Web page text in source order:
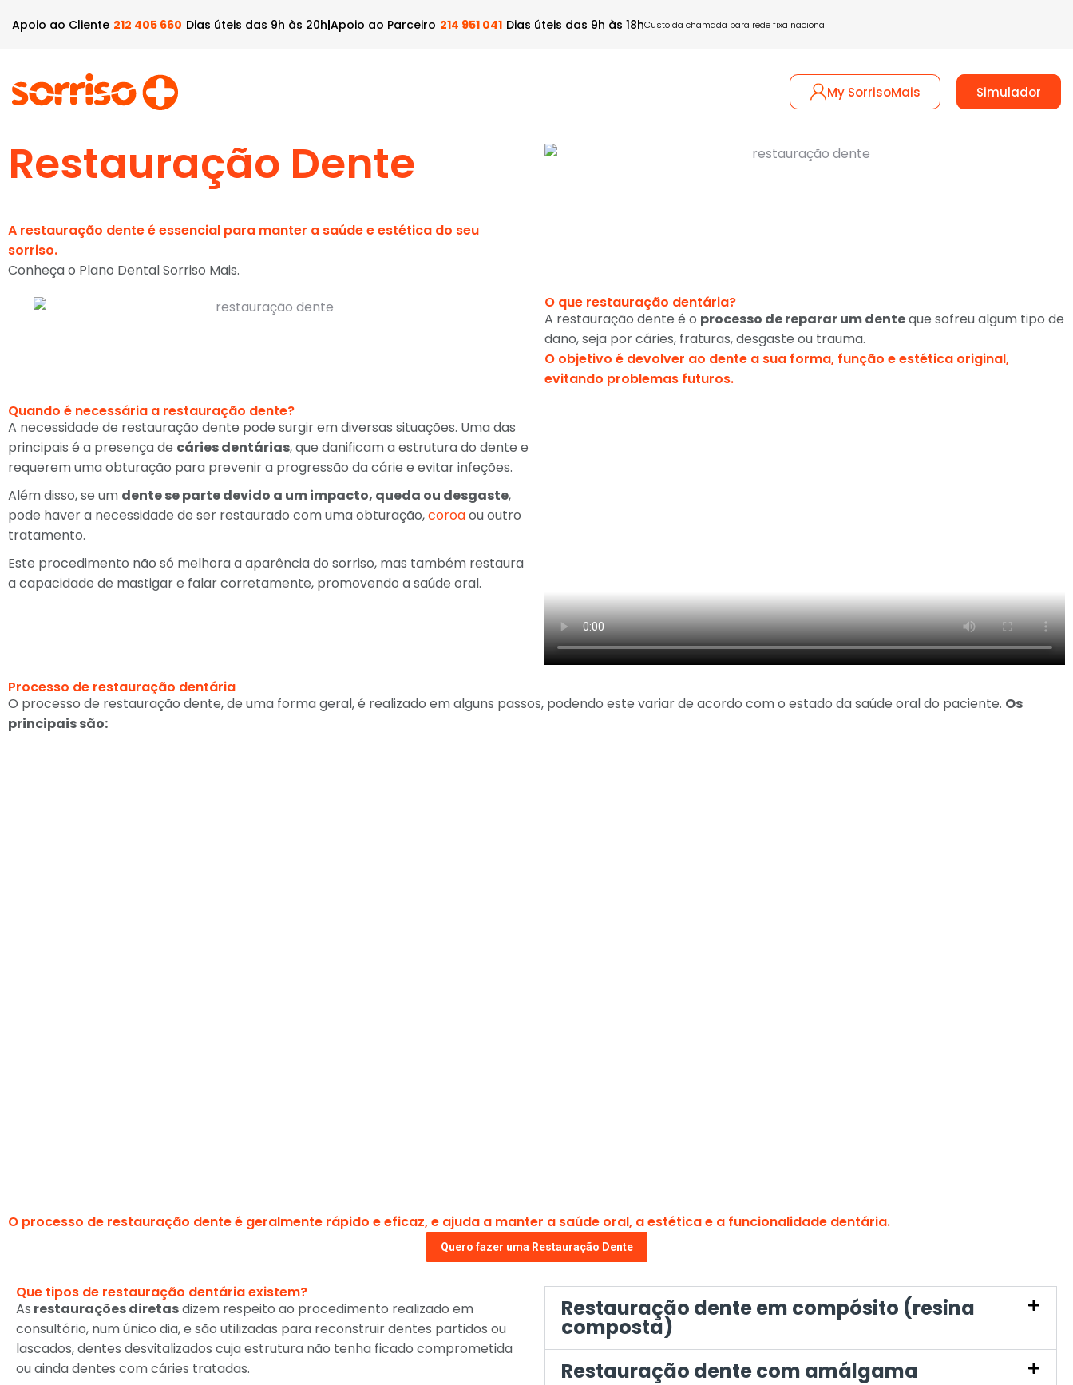
Apoio ao Cliente 212 405 660 Dias úteis das 9h às 20h|Apoio ao Parceiro 214 951 041 Dias úteis das 9h às 18hCusto da chamada para rede fixa nacional
My SorrisoMais Simulador
Restauração Dente
A restauração dente é essencial para manter a saúde e estética do seu
sorriso.
Conheça o Plano Dental Sorriso Mais.
O que restauração dentária?
A restauração dente é o processo de reparar um denteque sofreu algum tipo de
dano, seja por cáries, fraturas, desgaste ou trauma.
O objetivo é devolver ao dente a sua forma, função e estética original,
evitando problemas futuros.
Quando é necessária a restauração dente?
A necessidade de restauração dente pode surgir em diversas situações. Uma das
principais é a presença de cáries dentárias, que danificam a estrutura do dente e
requerem uma obturação para prevenir a progressão da cárie e evitar infeções.
Além disso, se um dente se parte devido a um impacto, queda ou desgaste,
pode haver a necessidade de ser restaurado com uma obturação,coroaou outro
tratamento.
Este procedimento não só melhora a aparência do sorriso, mas também restaura
a capacidade de mastigar e falar corretamente, promovendo a saúde oral.
Processo de restauração dentária
O processo de restauração dente, de uma forma geral, é realizado em alguns passos, podendo este variar de acordo com o estado da saúde oral do paciente. Os
principais são:
O processo de restauração dente é geralmente rápido e eficaz, e ajuda a manter a saúde oral, a estética e a funcionalidade dentária.
Quero fazer uma Restauração Dente
Que tipos de restauração dentária existem?
As restaurações diretasdizem respeito ao procedimento realizado em
consultório, num único dia, e são utilizadas para reconstruir dentes partidos ou
lascados, dentes desvitalizados cuja estrutura não tenha ficado comprometida
ou ainda dentes com cáries tratadas.
Restauração dente em compósito (resina
composta)
Restauração dente com amálgama